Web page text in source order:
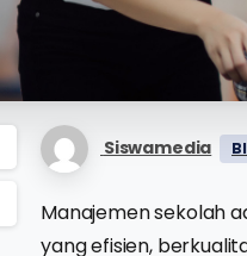
Siswamedia
Manajemen sekolah
yang efisien,